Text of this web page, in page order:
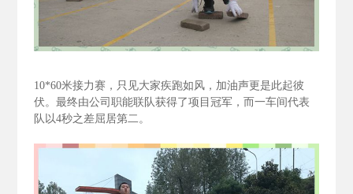
10*60米接力赛，只见大家疾跑如风，加油声更是此起彼
伏。最终由公司职能联队获得了项目冠军，而一车间代表
队以4秒之差屈居第二。